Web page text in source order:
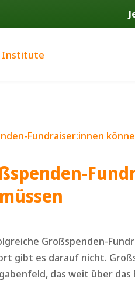
Großspenden-
gibt es darauf nicht.
das weit über das